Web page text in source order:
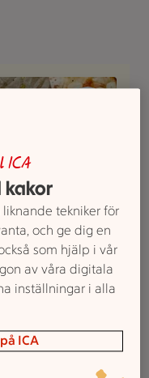
och
11 kommentarer
går det på ett
ICA
kakor
tekniker för
och ge dig en
som hjälp i vår
av våra digitala
inställningar i alla
ICA